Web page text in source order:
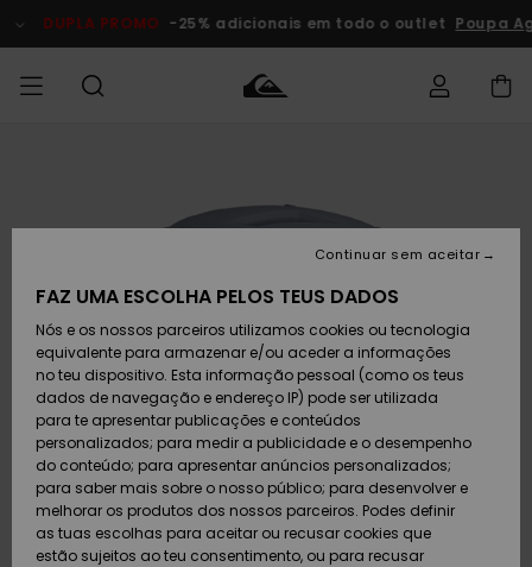
do
DUPLA PROMO -25% adicionais em todo o outlet Poupa
Calçado e
chinelos
Surfe/água
Snow
MENINO
Calçado e
chinelos
Surfe/água
Neve
MULHER
chegados
Highlights
Snow
SURF
Crianças
Highlights
Community
SNOW
Homem
Artigos
Criança
Snow Shop
Feminino
Highlights
DUPLA
PROMO
Criança
Outlet
Mulher
Devoluções
Pagamento
Cartão
presente
Quiksilver
Freedom
FAZ UMA ESCOLHA PELOS TEUS DADOS
Nós e os nossos parceiros utilizamos cookies ou tecnologia
equivalente para armazenar e/ou aceder a informações
no teu dispositivo. Esta informação pessoal (como os teus
dados de navegação e endereço IP) pode ser utilizada
para te apresentar publicações e conteúdos
personalizados; para medir a publicidade e o desempenho
do conteúdo; para apresentar anúncios personalizados;
para saber mais sobre o nosso público; para desenvolver e
melhorar os produtos dos nossos parceiros. Podes definir
as tuas escolhas para aceitar ou recusar cookies que
estão sujeitos ao teu consentimento, ou para recusar
Continuar sem aceitar